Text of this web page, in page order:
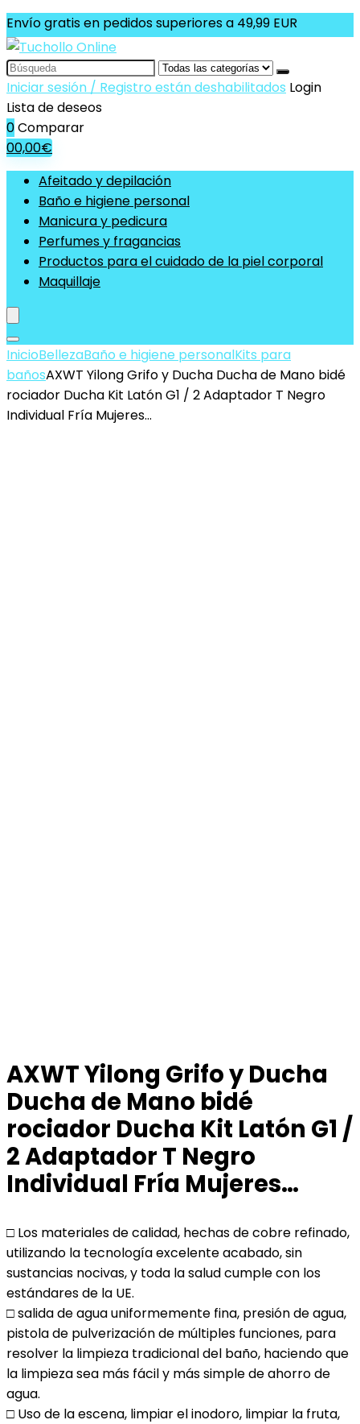
Envío gratis en pedidos superiores a 49,99 EUR
Search
for:
Iniciar sesión / Registro están deshabilitados Login
Lista de deseos
0Comparar
00,00€
Afeitado y depilación
Baño e higiene personal
Manicura y pedicura
Perfumes y fragancias
Productos para el cuidado de la piel corporal
Maquillaje
InicioBellezaBaño e higiene personalKits para
bañosAXWT Yilong Grifo y Ducha Ducha de Mano bidé
rociador Ducha Kit Latón G1 / 2 Adaptador T Negro
Individual Fría Mujeres…
AXWT Yilong Grifo y Ducha
Ducha de Mano bidé
rociador Ducha Kit Latón G1 /
2 Adaptador T Negro
Individual Fría Mujeres…
□ Los materiales de calidad, hechas de cobre refinado,
utilizando la tecnología excelente acabado, sin
sustancias nocivas, y toda la salud cumple con los
estándares de la UE.
□ salida de agua uniformemente fina, presión de agua,
pistola de pulverización de múltiples funciones, para
resolver la limpieza tradicional del baño, haciendo que
la limpieza sea más fácil y más simple de ahorro de
agua.
□ Uso de la escena, limpiar el inodoro, limpiar la fruta,